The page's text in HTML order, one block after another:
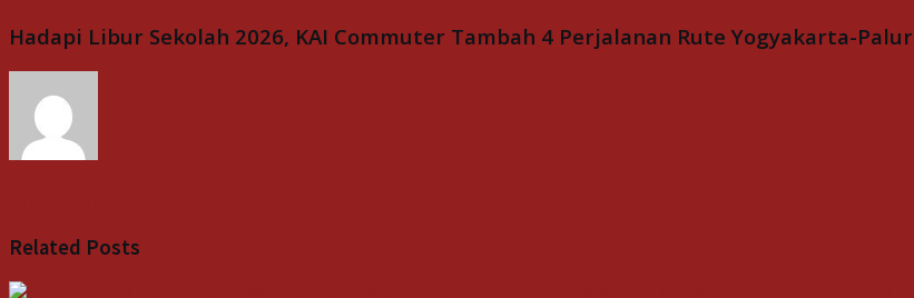
Hadapi Libur Sekolah 2026, KAI Commuter Tambah 4 Perjalanan Rute Yogyakarta-Palur
Related Posts